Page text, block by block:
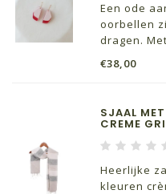
Een ode
oorbellen
dragen.
€38,00
SJAAL
CREME
Heerlijke
kleuren